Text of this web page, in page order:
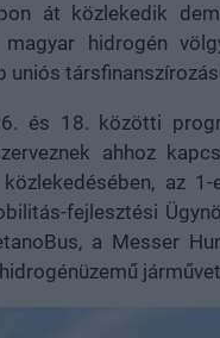
át közlekedik
magyar hidrogén
uniós
és 18. közötti
ahhoz
az
fejlesztési
a Messer